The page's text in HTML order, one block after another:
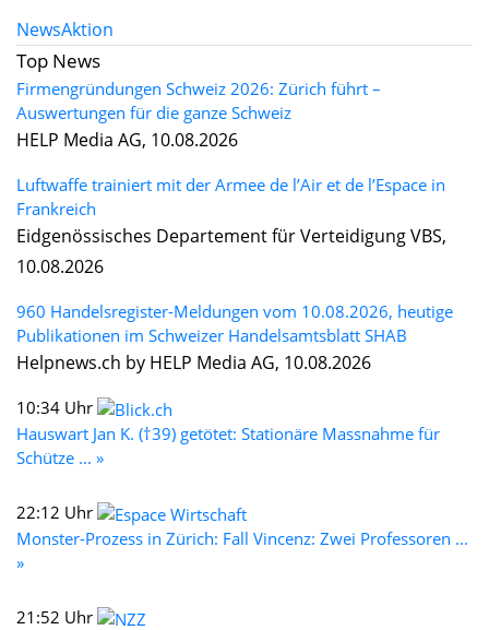
NewsAktion
Top News
Firmengründungen Schweiz 2026: Zürich führt –
Auswertungen für die ganze Schweiz
HELP Media AG, 10.08.2026
Luftwaffe trainiert mit der Armee de l’Air et de l’Espace in
Frankreich
Eidgenössisches Departement für Verteidigung VBS,
10.08.2026
960 Handelsregister-Meldungen vom 10.08.2026, heutige
Publikationen im Schweizer Handelsamtsblatt SHAB
Helpnews.ch by HELP Media AG, 10.08.2026
10:34 Uhr
Hauswart Jan K. (†39) getötet: Stationäre Massnahme für
Schütze ... »
22:12 Uhr
Monster-Prozess in Zürich: Fall Vincenz: Zwei Professoren ...
»
21:52 Uhr